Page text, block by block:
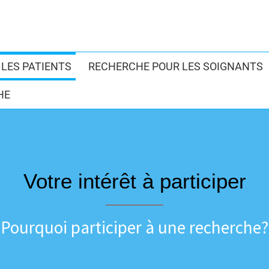
PATIENTS RECHERCHE POUR LES SOIGNANTS
Votre intérêt à participer
Pourquoi participer à une recherche?